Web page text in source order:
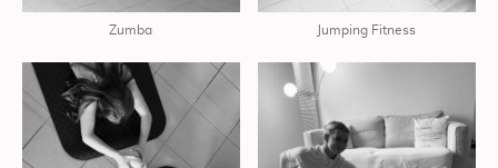
Zumba Jumping Fitness